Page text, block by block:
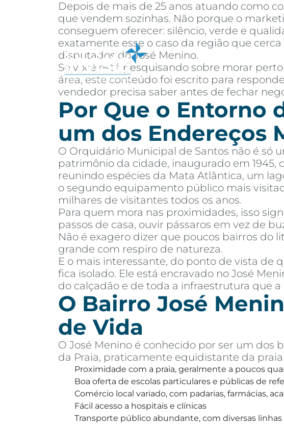
SobreComprarAlugar
Depois de mais de 25 anos atuando como
que vendem sozinhas. Não porque o
conseguem oferecer: silêncio, verde e
exatamente esse o caso da região que
disputados do José Menino.
Se você está pesquisando sobre morar
área, este conteúdo foi escrito para
vendedor precisa saber antes de fechar
Por Que o Entorno
um dos Endereços
O Orquidário Municipal de Santos não é só
patrimônio da cidade, inaugurado em
reunindo espécies da Mata Atlântica, um
o segundo equipamento público mais
milhares de visitantes todos os anos.
Para quem mora nas proximidades, isso
passos de casa, ouvir pássaros em vez de
Não é exagero dizer que poucos bairros do
grande com respiro de natureza.
E o mais interessante, do ponto de vista de
fica isolado. Ele está encravado no José
do calçadão e de toda a infraestrutura que a
O Bairro José
de Vida
O José Menino é conhecido por ser um dos
da Praia, praticamente equidistante da
Proximidade com a praia, geralmente a poucos
Boa oferta de escolas particulares e públicas de
Comércio local variado, com padarias, farmácias,
Fácil acesso a hospitais e clínicas
Transporte público abundante, com diversas